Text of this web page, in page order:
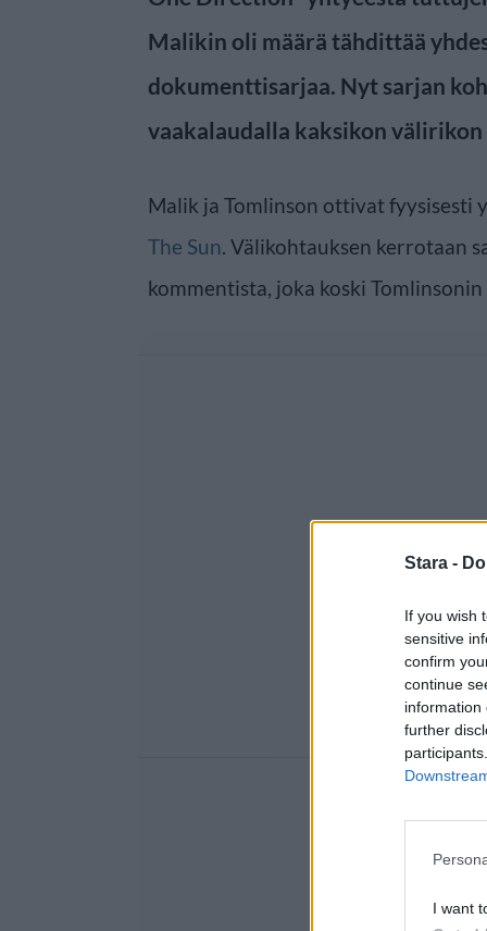
Stara -
If you wish
sensitive
confirm
continue
information
further
I want
Malikin oli määrä tähdittää
dokumenttisarjaa. Nyt sarjan
vaakalaudalla kaksikon välirikon
Malik ja Tomlinson ottivat fyysisesti
The Sun. Välikohtauksen kerrotaan
kommentista, joka koski Tomlinsonin